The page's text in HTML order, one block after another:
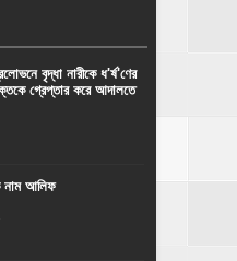
বৃদ্ধা নারীকে ধ'র্ষ'ণের
গ্রেপ্তার করে আদালতে
নাম আলিফ